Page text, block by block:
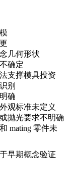
几何形状
确定
支撑模具投资
别
确
观标准未定义
抛光要求不明确
mating 零件未
早期概念验证